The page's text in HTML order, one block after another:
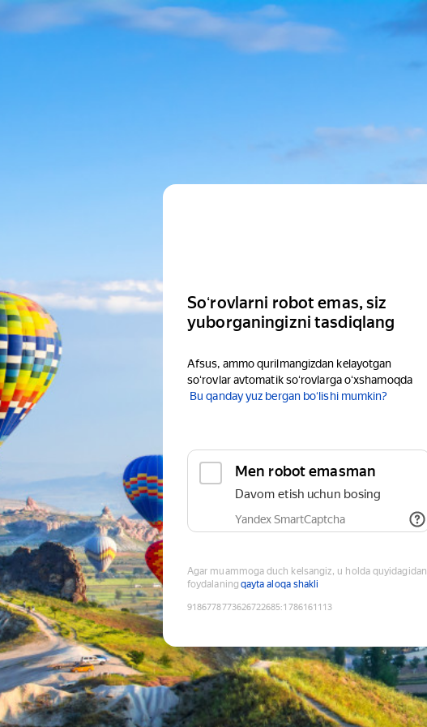
Soʻrovlarni robot emas, siz
yuborganingizni tasdiqlang
Afsus, ammo qurilmangizdan kelayotgan
soʻrovlar avtomatik soʻrovlarga oʻxshamoqda
Bu qanday yuz bergan boʻlishi mumkin?
Men robot emasman
Davom etish uchun bosing
Yandex SmartCaptcha
Agar muammoga duch kelsangiz, u holda quyidagidan
foydalaning qayta aloqa shakli
9186778773626722685:1786161113